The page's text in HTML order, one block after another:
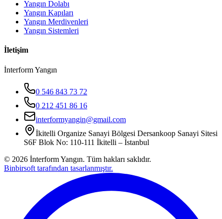
Yangın Dolabı
Yangın Kapıları
Yangın Merdivenleri
Yangın Sistemleri
İletişim
İnterform Yangın
0 546 843 73 72
0 212 451 86 16
interformyangin@gmail.com
İkitelli Organize Sanayi Bölgesi Dersankoop Sanayi Sitesi
S6F Blok No: 110-111 İkitelli – İstanbul
© 2026 İnterform Yangın. Tüm hakları saklıdır.
Binbirsoft tarafından tasarlanmıştır.